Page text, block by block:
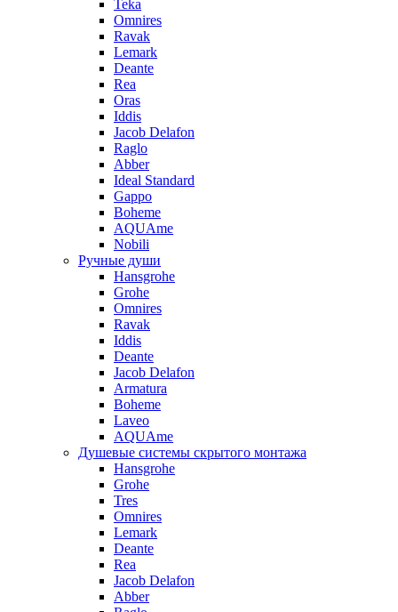
Teka
Omnires
Ravak
Lemark
Deante
Rea
Oras
Iddis
Jacob Delafon
Raglo
Abber
Ideal Standard
Gappo
Boheme
AQUAme
Nobili
Ручные души
Hansgrohe
Grohe
Omnires
Ravak
Iddis
Deante
Jacob Delafon
Armatura
Boheme
Laveo
AQUAme
Душевые системы скрытого монтажа
Hansgrohe
Grohe
Tres
Omnires
Lemark
Deante
Rea
Jacob Delafon
Abber